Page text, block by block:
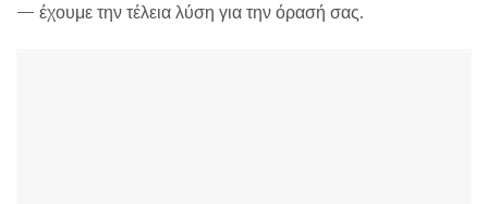
— έχουμε την τέλεια λύση για την όρασή σας.